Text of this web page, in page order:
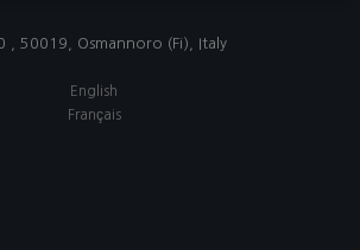
, 50019, Osmannoro (Fi), Italy​
English
Français